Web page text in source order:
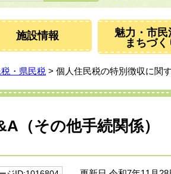
施設情報
魅力・市民
まちづく
・県民税 > 個人住民税の特別徴収に関
（その他手続関係）